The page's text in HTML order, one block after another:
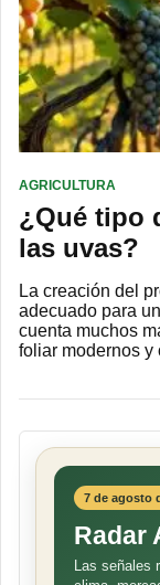
AGRICULTURA
¿Qué tipo
las uvas?
La creación del
adecuado para
cuenta muchos
foliar modernos
7 de agosto
Radar
Las señales